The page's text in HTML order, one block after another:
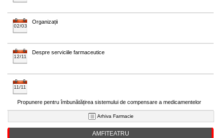
02/03
Organizații
12/11
Despre serviciile farmaceutice
11/11
Propunere pentru îmbunătățirea sistemului de compensare a medicamentelor
Arhiva Farmacie
AMFITEATRU